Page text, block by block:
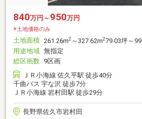
840万円～ 950万円
※土地価格のみ
土地面積 261.26m2 ～327.62m279.03坪～
用途地域 無指定
総区画数 9区画
ＪＲ小海線 佐久平駅 徒歩40分
千曲バス 宇な沢 徒歩7分
ＪＲ小海線 岩村田駅 徒歩29分
長野県佐久市岩村田